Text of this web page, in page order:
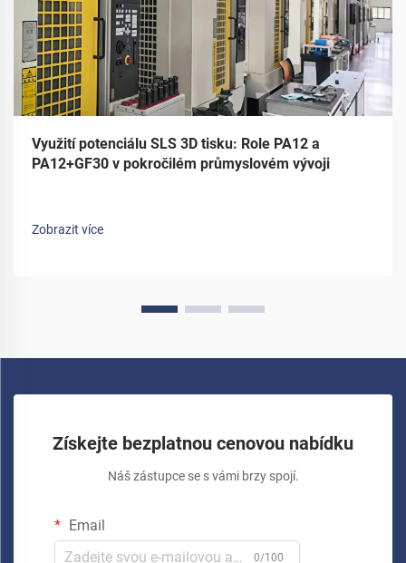
Využití potenciálu SLS 3D tisku: Role PA12 a
PA12+GF30 v pokročilém průmyslovém vývoji
Zobrazit více
Získejte bezplatnou cenovou nabídku
Náš zástupce se s vámi brzy spojí.
Email
0/100